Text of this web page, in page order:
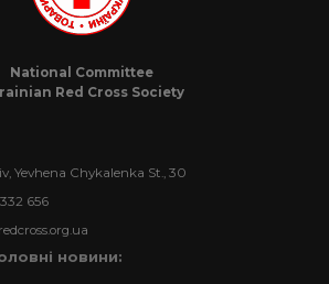
National Committee
Red Cross Society
Yevhena Chykalenka St., 30
656
новини: